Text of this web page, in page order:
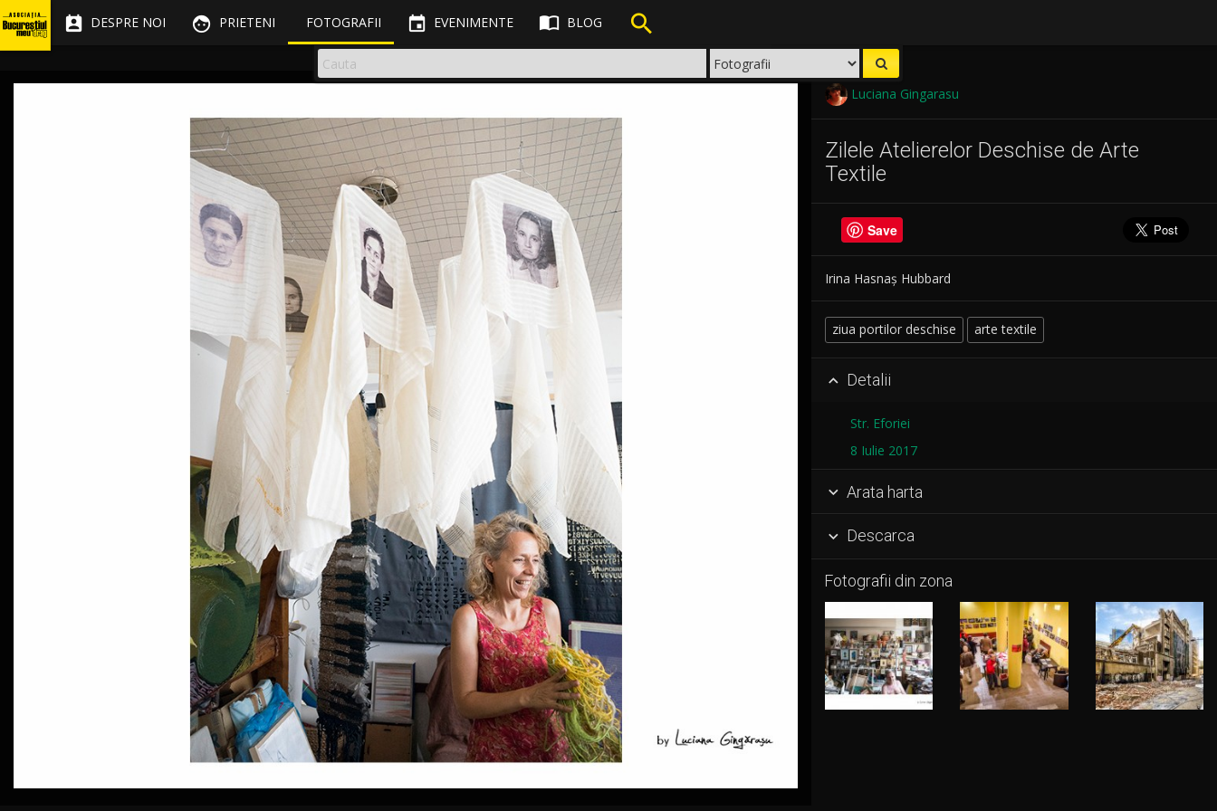
 DESPRE NOI  PRIETENI FOTOGRAFII  EVENIMENTE  BLOG 
Luciana Gingarasu
Zilele Atelierelor Deschise de Arte
Textile
Save
Irina Hasnaș Hubbard
ziua portilor deschise arte textile
 Detalii
Str. Eforiei
8 Iulie 2017
 Arata harta
 Descarca
Fotografii din zona